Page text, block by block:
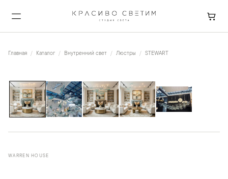
Главная Каталог Внутренний свет Люстры STEWART
WARREN HOUSE